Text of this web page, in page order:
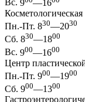
Вс. 9 —16
Пн.-Пт. 830—2030
Сб. 830—1800
Вс. 900—1600
Центр
Пн.-Пт. 900—1900
Сб. 900—1300